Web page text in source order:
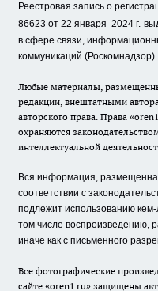
Реестровая запись о
86623 от 22 января 2024 г.
в сфере связи,
коммуникаций (Роскомнадзор).
Любые материалы,
редакции, внештатными
авторского права. Права
охраняются
интеллектуальной
Вся информация,
соответствии с
подлежит использованию
том числе воспроизведению,
иначе как с письменного
Все фотографические
сайте «oren1.ru» защищены